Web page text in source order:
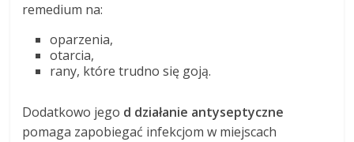
remedium na:
oparzenia,
otarcia,
rany, które trudno się goją.
Dodatkowo jego d działanie antyseptyczne
pomaga zapobiegać infekcjom w miejscach